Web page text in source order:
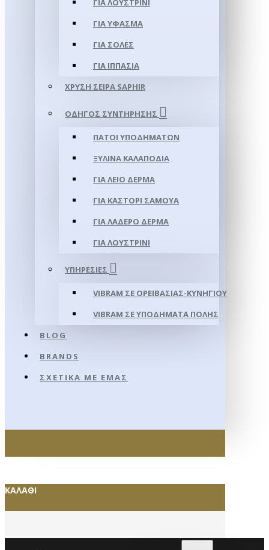
ΓΙΑ ΛΟΥΣΤΡΊΝΙ
ΓΙΑ ΥΦΑΣΜΑ
ΓΙΑ ΣΌΛΕΣ
ΓΙΑ ΙΠΠΑΣΊΑ
ΧΡΥΣΉ ΣΕΙΡΆ SAPHIR
ΟΔΗΓΌΣ ΣΥΝΤΉΡΗΣΗΣ
ΠΆΤΟΙ ΥΠΟΔΗΜΆΤΩΝ
ΞΎΛΙΝΑ ΚΑΛΑΠΌΔΙΑ
ΓΙΑ ΛΕΊΟ ΔΈΡΜΑ
ΓΙΑ ΚΑΣΤΌΡΙ ΣΑΜΟΎΑ
ΓΙΑ ΛΑΔΕΡΌ ΔΈΡΜΑ
ΓΙΑ ΛΟΥΣΤΡΊΝΙ
ΥΠΗΡΕΣΊΕΣ
VIBRAM ΣΕ ΟΡΕΙΒΑΣΊΑΣ-ΚΥΝΗΓΊΟΥ
VIBRAM ΣΕ ΥΠΟΔΉΜΑΤΑ ΠΌΛΗΣ
BLOG
BRANDS
ΣΧΕΤΙΚΆ ΜΕ ΕΜΆΣ
ΚΑΛΆΘΙ